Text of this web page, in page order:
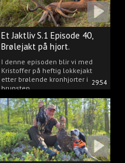
29:54
Et Jaktliv S.1 Episode 40,
Brølejakt på hjort.
I denne episoden blir vi med
Kristoffer på heftig lokkejakt
etter brølende kronhjorter i
brunsten.